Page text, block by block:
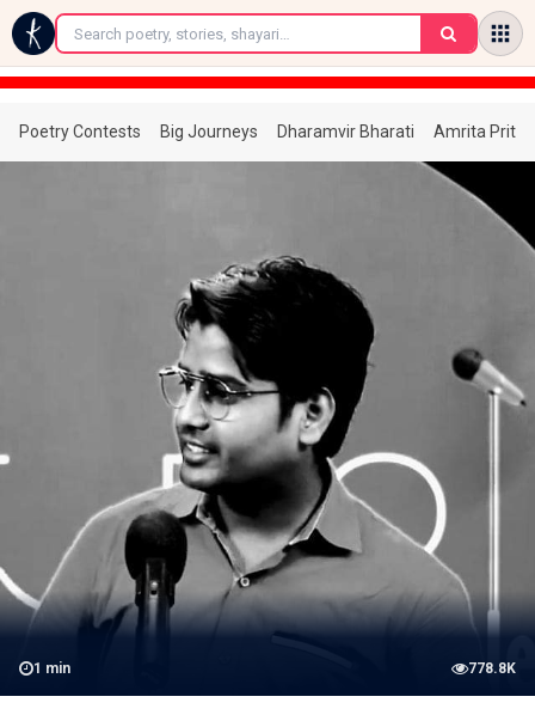
←
Poetry Contests Big Journeys Dharamvir Bharati Amrita
1 min 778.8K